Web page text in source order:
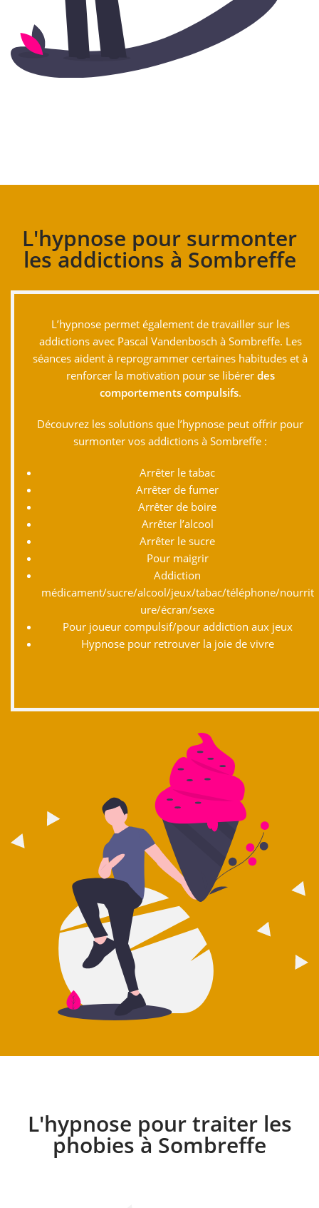
L'hypnose pour surmonter
les addictions à Sombreffe
L’hypnose permet également de travailler sur les
addictions avec Pascal Vandenbosch à Sombreffe. Les
séances aident à reprogrammer certaines habitudes et à
renforcer la motivation pour se libérer des
comportements compulsifs.
Découvrez les solutions que l’hypnose peut offrir pour
surmonter vos addictions à Sombreffe :
Arrêter le tabac
Arrêter de fumer
Arrêter de boire
Arrêter l’alcool
Arrêter le sucre
Pour maigrir
Addiction
médicament/sucre/alcool/jeux/tabac/téléphone/nourrit
ure/écran/sexe
Pour joueur compulsif/pour addiction aux jeux
Hypnose pour retrouver la joie de vivre
L'hypnose pour traiter les
phobies à Sombreffe